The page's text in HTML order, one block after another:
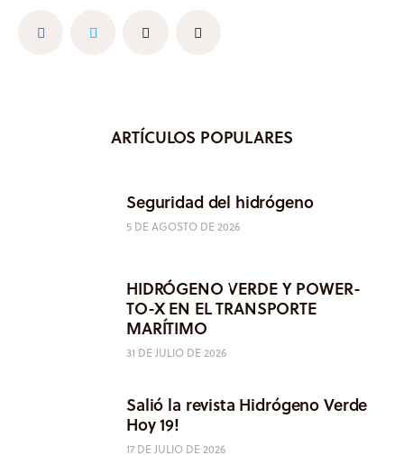
ARTÍCULOS POPULARES
Seguridad del hidrógeno
5 DE AGOSTO DE 2026
HIDRÓGENO VERDE Y POWER-
TO-X EN EL TRANSPORTE
MARÍTIMO
31 DE JULIO DE 2026
Salió la revista Hidrógeno Verde
Hoy 19!
17 DE JULIO DE 2026